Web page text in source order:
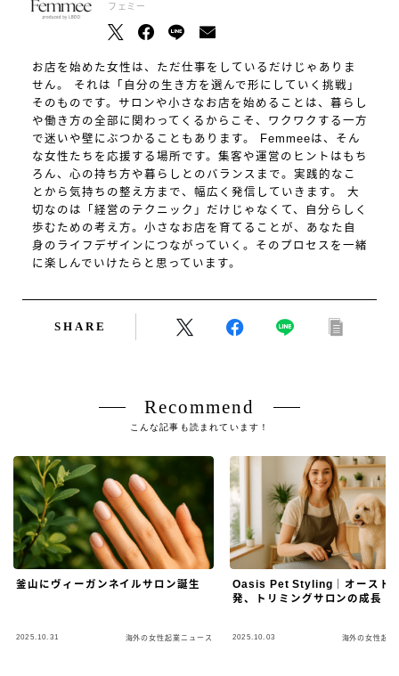
フェミー
お店を始めた女性は、ただ仕事をしているだけじゃありま
せん。 それは「自分の生き方を選んで形にしていく挑戦」
そのものです。サロンや小さなお店を始めることは、暮らし
や働き方の全部に関わってくるからこそ、ワクワクする一方
で迷いや壁にぶつかることもあります。 Femmeeは、そん
な女性たちを応援する場所です。集客や運営のヒントはもち
ろん、心の持ち方や暮らしとのバランスまで。実践的なこ
とから気持ちの整え方まで、幅広く発信していきます。 大
切なのは「経営のテクニック」だけじゃなくて、自分らしく
歩むための考え方。小さなお店を育てることが、あなた自
身のライフデザインにつながっていく。そのプロセスを一緒
に楽しんでいけたらと思っています。
SHARE
Recommend
こんな記事も読まれています！
釜山にヴィーガンネイルサロン誕生
2025.10.31 海外の女性起業ニュース
Oasis Pet Styling｜オースト
発、トリミングサロンの成長
2025.10.03 海外の女性起業